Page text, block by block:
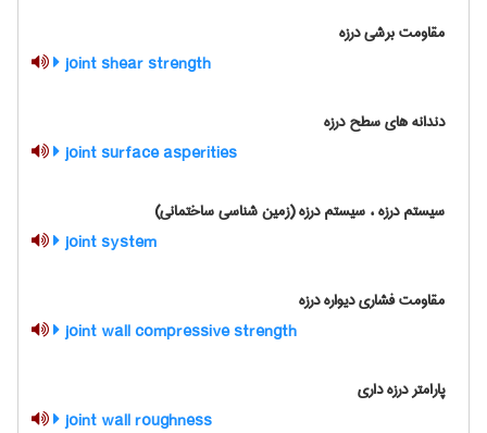
مقاومت برشی درزه
joint shear strength
دندانه های سطح درزه
joint surface asperities
سیستم درزه ، سیستم درزه (زمین شناسی ساختمانی)
joint system
مقاومت فشاری دیواره درزه
joint wall compressive strength
پارامتر درزه داری
joint wall roughness